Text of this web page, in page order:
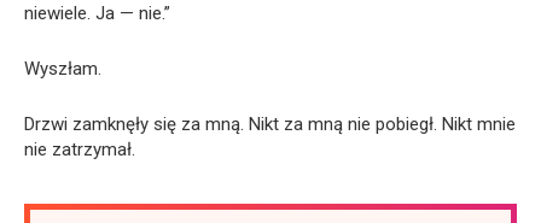
niewiele. Ja — nie.”
Wyszłam.
Drzwi zamknęły się za mną. Nikt za mną nie pobiegł. Nikt mnie
nie zatrzymał.